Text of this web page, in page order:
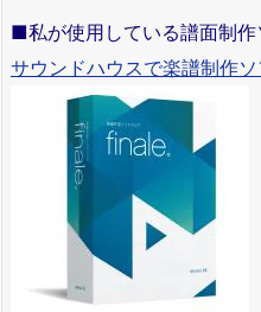
■私が使用している譜面制
サウンドハウスで楽譜制作